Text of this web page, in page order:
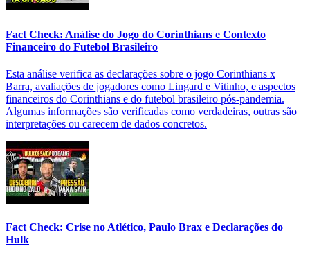
Fact Check: Análise do Jogo do Corinthians e Contexto
Financeiro do Futebol Brasileiro
Esta análise verifica as declarações sobre o jogo Corinthians x
Barra, avaliações de jogadores como Lingard e Vitinho, e aspectos
financeiros do Corinthians e do futebol brasileiro pós-pandemia.
Algumas informações são verificadas como verdadeiras, outras são
interpretações ou carecem de dados concretos.
Fact Check: Crise no Atlético, Paulo Brax e Declarações do
Hulk